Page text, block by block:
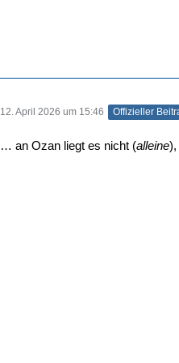
12. April 2026 um 15:46 Offizieller
… an Ozan liegt es nicht (alleine),